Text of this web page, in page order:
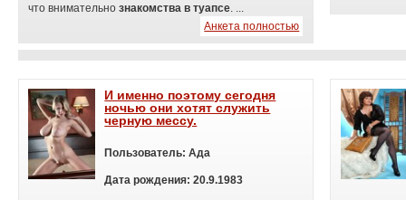
что внимательнознакомства в туапсе. ...
Анкета полностью
И именно поэтому сегодня
ночью они хотят служить
черную мессу.
Пользователь: Ада
Дата рождения: 20.9.1983